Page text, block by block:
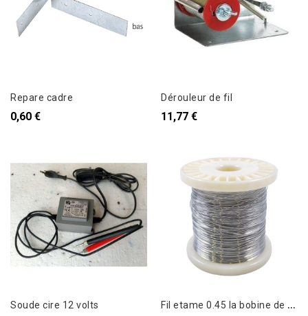
Repare cadre
0,60 €
Dérouleur de fil
11,77 €
Soude cire 12 volts F
il etame 0.45 la bobine de 250 g